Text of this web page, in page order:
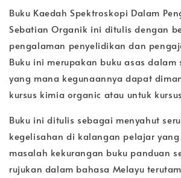
Buku Kaedah Spektroskopi Dalam
Sebatian Organik ini ditulis dengan
pengalaman penyelidikan dan
Buku ini merupakan buku asas dalam
yang mana kegunaannya dapat
kursus kimia organic atau untuk
Buku ini ditulis sebagai menyahut
kegelisahan di kalangan pelajar
masalah kekurangan buku panduan
rujukan dalam bahasa Melayu